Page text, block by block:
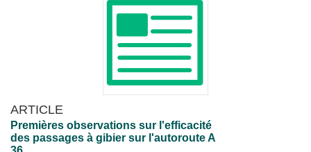
ARTICLE
Premières observations sur l'efficacité
des passages à gibier sur l'autoroute A